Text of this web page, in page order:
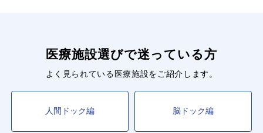
医療施設選びで迷っている方
よく見られている医療施設をご紹介します。
人間ドック編 脳ドック編